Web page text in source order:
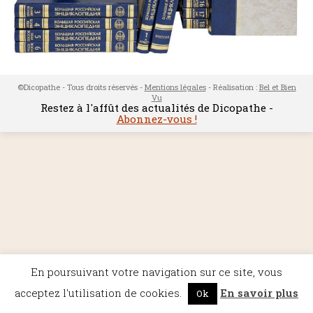
©Dicopathe - Tous droits réservés - Mentions légales- Réalisation : Bel et Bien
Vu
Restez à l'affût des actualités de Dicopathe -
Abonnez-vous !
En poursuivant votre navigation sur ce site, vous
acceptez l'utilisation de cookies.
Ok En savoir plus